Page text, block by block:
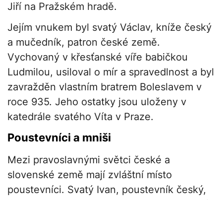
Jiří na Pražském hradě.
Jejím vnukem byl svatý Václav, kníže český
a mučedník, patron české země.
Vychovaný v křesťanské víře babičkou
Ludmilou, usiloval o mír a spravedlnost a byl
zavražděn vlastním bratrem Boleslavem v
roce 935. Jeho ostatky jsou uloženy v
katedrále svatého Víta v Praze.
Poustevníci a mniši
Mezi pravoslavnými světci české a
slovenské země mají zvláštní místo
poustevníci. Svatý Ivan, poustevník český,